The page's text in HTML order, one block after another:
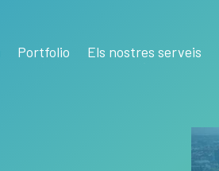
Portfolio Els nostres serveis